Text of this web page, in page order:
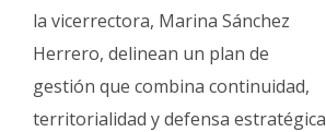
la vicerrectora, Marina Sánchez
Herrero, delinean un plan de
gestión que combina continuidad,
territorialidad y defensa estratégica